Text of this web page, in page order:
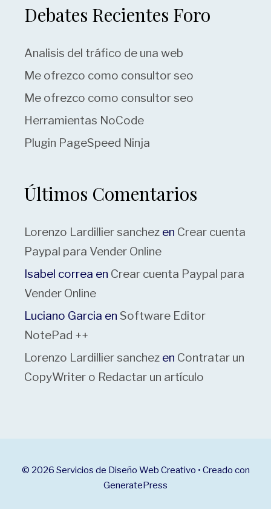
Debates Recientes Foro
Analisis del tráfico de una web
Me ofrezco como consultor seo
Me ofrezco como consultor seo
Herramientas NoCode
Plugin PageSpeed Ninja
Últimos Comentarios
Lorenzo Lardillier sanchez en Crear cuenta
Paypal para Vender Online
Isabel correa en Crear cuenta Paypal para
Vender Online
Luciano Garcia en Software Editor
NotePad ++
Lorenzo Lardillier sanchez en Contratar un
CopyWriter o Redactar un artículo
© 2026 Servicios de Diseño Web Creativo • Creado con
GeneratePress